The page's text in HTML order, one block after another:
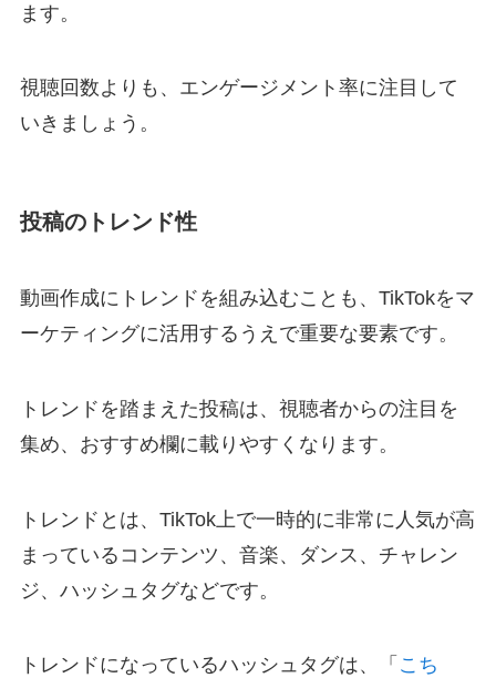
ます。
視聴回数よりも、エンゲージメント率に注目して
いきましょう。
投稿のトレンド性
動画作成にトレンドを組み込むことも、TikTokをマ
ーケティングに活用するうえで重要な要素です。
トレンドを踏まえた投稿は、視聴者からの注目を
集め、おすすめ欄に載りやすくなります。
トレンドとは、TikTok上で一時的に非常に人気が高
まっているコンテンツ、音楽、ダンス、チャレン
ジ、ハッシュタグなどです。
トレンドになっているハッシュタグは、「 こち